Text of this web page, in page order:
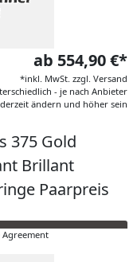
ab 554,90 €*
*inkl. MwSt. zzgl. Versand
- je nach Anbieter
ändern und höher sein
375 Gold
Brillant
Paarpreis
Agreement